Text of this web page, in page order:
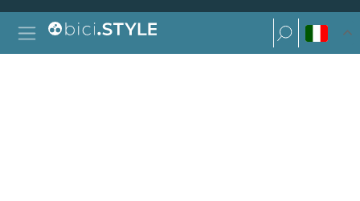
Vai al contenuto
Navigazione principale
Ricerca per:
Ricerca per: